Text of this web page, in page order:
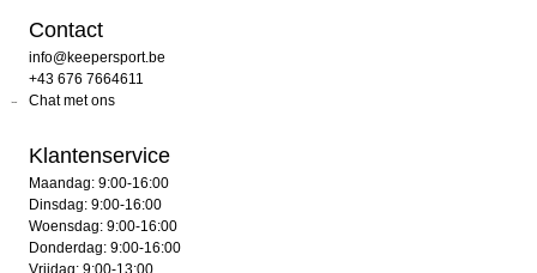
Contact
info@keepersport.be
+43 676 7664611
Chat met ons
Klantenservice
Maandag: 9:00-16:00
Dinsdag: 9:00-16:00
Woensdag: 9:00-16:00
Donderdag: 9:00-16:00
Vrijdag: 9:00-13:00